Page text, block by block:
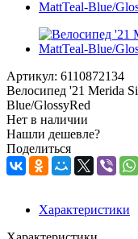
Артикул: 6110872134
Велосипед '21 Merida
Blue/GlossyRed
Нет в наличии
Нашли дешевле?
Поделиться
Характеристики